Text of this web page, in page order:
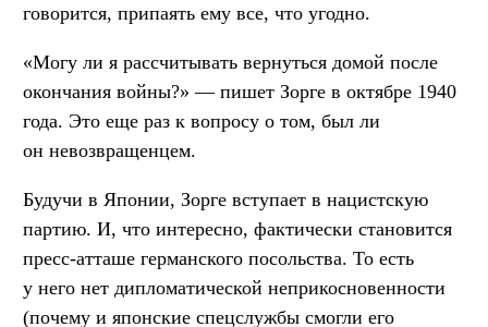
говорится, припаять ему все, что угодно.
«Могу ли я рассчитывать вернуться домой после
окончания войны?» — пишет Зорге в октябре 1940
года. Это еще раз к вопросу о том, был ли
он невозвращенцем.
Будучи в Японии, Зорге вступает в нацистскую
партию. И, что интересно, фактически становится
пресс-атташе германского посольства. То есть
у него нет дипломатической неприкосновенности
(почему и японские спецслужбы смогли его